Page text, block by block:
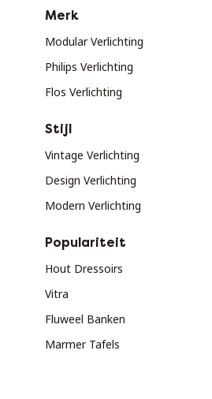
Merk
Modular Verlichting
Philips Verlichting
Flos Verlichting
Stijl
Vintage Verlichting
Design Verlichting
Modern Verlichting
Populariteit
Hout Dressoirs
Vitra
Fluweel Banken
Marmer Tafels